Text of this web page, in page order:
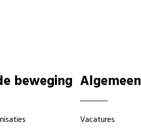
beweging Algemeen
Vacatures